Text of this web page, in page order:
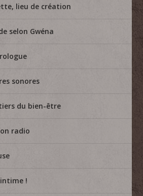
lieu de création
selon Gwéna
sonores
du bien-être
radio
!